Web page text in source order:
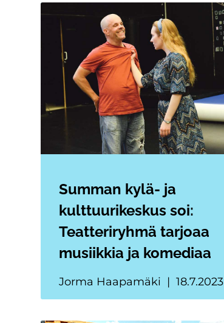
Summan kylä- ja
kulttuurikeskus soi:
Teatteriryhmä tarjoaa
musiikkia ja komediaa
Jorma Haapamäki 18.7.2023